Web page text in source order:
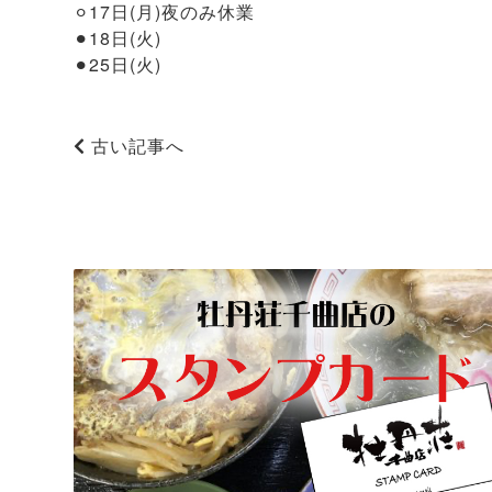
⚪︎17日(月)夜のみ休業
⚫︎18日(火)
⚫︎25日(火)
古い記事へ